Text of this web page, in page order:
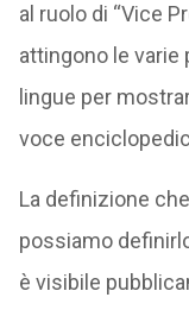
al ruolo di “Vice
attingono le varie
lingue per
voce
La definizione
possiamo
è visibile